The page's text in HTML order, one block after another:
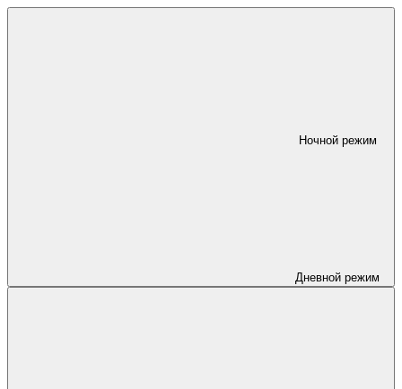
Ночной режим
Дневной режим